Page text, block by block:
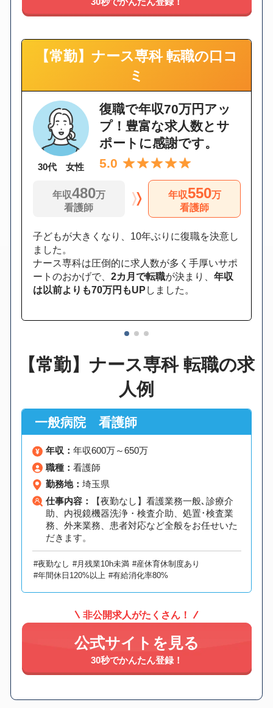
【常勤】ナース専科 転職の口コ
ミ
30代 女性
復職で年収70万円アッ
プ！豊富な求人数とサ
ポートに感謝です。
5.0
年収480万
看護師
年収550万
看護師
子どもが大きくなり、10年ぶりに復職を決意し
ました。
ナース専科は圧倒的に求人数が多く手厚いサポ
ートのおかげで、 2カ月で転職が決まり、 年収
は以前よりも70万円もUP しました。
【常勤】ナース専科 転職の求
人例
一般病院 看護師
年収： 年収600万～650万
職種： 看護師
勤務地： 埼玉県
仕事内容：
【夜勤なし】看護業務一般､診療介
助、内視鏡機器洗浄・検査介助、処置･検査業
務、外来業務、患者対応など全般をお任せいた
だきます。
#夜勤なし #月残業10h未満 #産休育休制度あり
#年間休日120%以上 #有給消化率80%
非公開求人がたくさん！
公式サイトを見る
30秒でかんたん登録！